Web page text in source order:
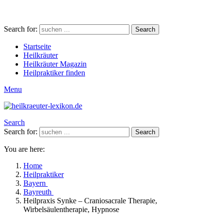
Search for: Search
Startseite
Heilkräuter
Heilkräuter Magazin
Heilpraktiker finden
Menu
Search
Search for:
Search
You are here:
Home
Heilpraktiker
Bayern
Bayreuth
Heilpraxis Synke – Craniosacrale Therapie,
Wirbelsäulentherapie, Hypnose